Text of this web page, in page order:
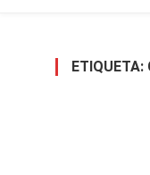
ETIQUETA: